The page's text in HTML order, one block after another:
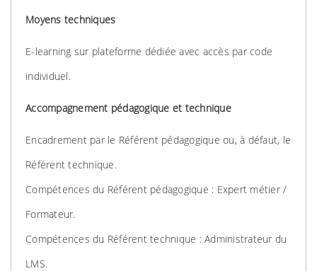
Moyens techniques
E-learning sur plateforme dédiée avec accès par code
individuel.
Accompagnement pédagogique et technique
Encadrement par le Référent pédagogique ou, à défaut, le
Référent technique.
Compétences du Référent pédagogique : Expert métier /
Formateur.
Compétences du Référent technique : Administrateur du
LMS.